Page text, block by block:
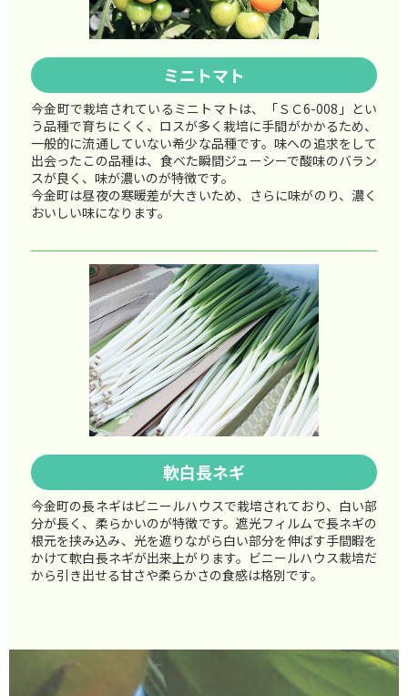
ミニトマト
今金町で栽培されているミニトマトは、「ＳＣ6-008」とい
う品種で育ちにくく、ロスが多く栽培に手間がかかるため、
一般的に流通していない希少な品種です。味への追求をして
出会ったこの品種は、食べた瞬間ジューシーで酸味のバラン
スが良く、味が濃いのが特徴です。
今金町は昼夜の寒暖差が大きいため、さらに味がのり、濃く
おいしい味になります。
軟白長ネギ
今金町の長ネギはビニールハウスで栽培されており、白い部
分が長く、柔らかいのが特徴です。遮光フィルムで長ネギの
根元を挟み込み、光を遮りながら白い部分を伸ばす手間暇を
かけて軟白長ネギが出来上がります。ビニールハウス栽培だ
から引き出せる甘さや柔らかさの食感は格別です。